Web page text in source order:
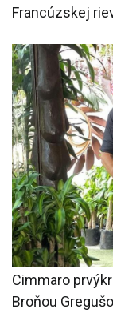
Francúzskej
Cimmaro
Broňou